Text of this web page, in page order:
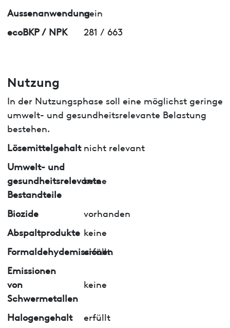
Aussenanwendungnein
ecoBKP / NPK
281 / 663
Nutzung
In der Nutzungsphase soll eine möglichst geringe
umwelt- und gesundheitsrelevante Belastung
bestehen.
Lösemittelgehalt nicht relevant
Umwelt- und
gesundheitsrelevante
Bestandteile
keine
Biozide
vorhanden
Abspaltprodukte keine
Formaldehydemissionen
erfüllt
Emissionen
von
Schwermetallen
keine
Halogengehalt
erfüllt